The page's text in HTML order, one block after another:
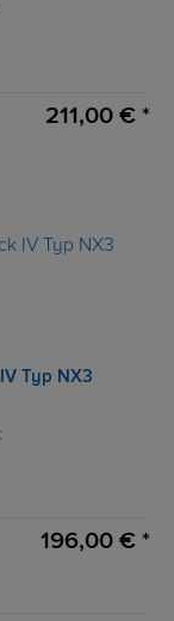
211,00 € *
Typ NX3
196,00 € *